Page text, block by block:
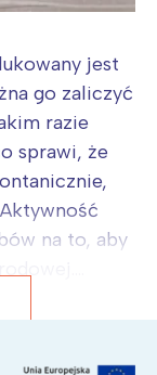
jest
go zaliczyć
razie
sprawi, że
na to, aby